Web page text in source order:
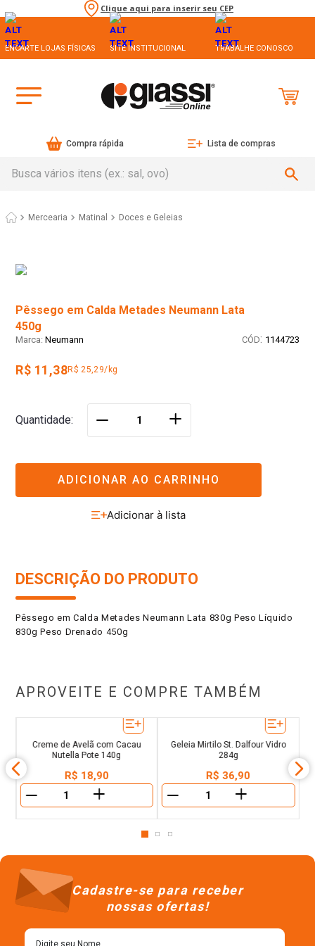
Clique aqui para inserir seu CEP
ENCARTE LOJAS FÍSICAS SITE INSTITUCIONAL TRABALHE CONOSCO
Compra rápida Lista de compras
Mercearia Matinal Doces e Geleias
Pêssego em Calda Metades Neumann Lata
450g
Neumann : 1144723
R$ 11,38R$ 25,29/kg
Quantidade ＋
ADICIONAR AO CARRINHO
DESCRIÇÃO DO PRODUTO
Pêssego em Calda Metades Neumann Lata 830g Peso Líquido
830g Peso Drenado 450g
APROVEITE E COMPRE TAMBÉM
Creme de Avelã com Cacau
Nutella Pote 140g
R$ 18,90
＋
Geleia Mirtilo St. Dalfour Vidro
284g
R$ 36,90
＋
Cadastre-se para receber
nossas ofertas!